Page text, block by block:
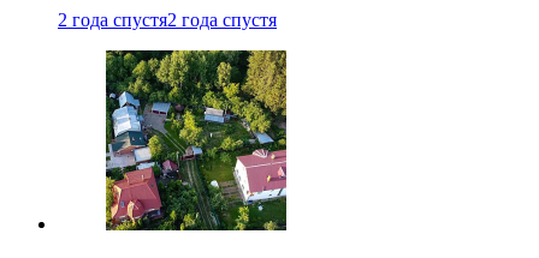
2 года спустя2 года спустя